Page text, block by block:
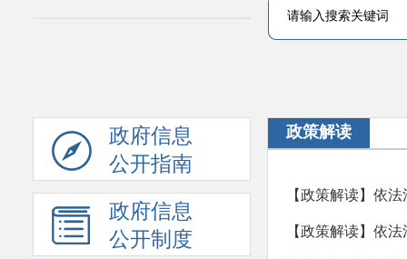
政府信息
公开指南
政府信息
公开制度
政策解读
【政策解读】依
【政策解读】依